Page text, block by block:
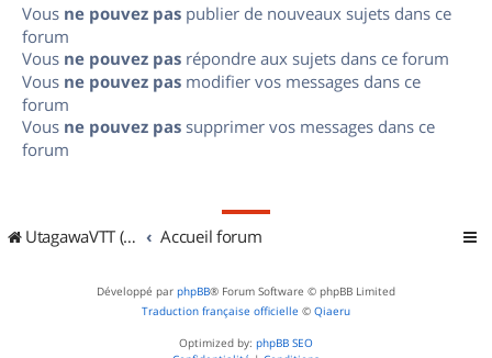
Vous ne pouvez pas publier de nouveaux sujets dans ce
forum
Vous ne pouvez pas répondre aux sujets dans ce forum
Vous ne pouvez pas modifier vos messages dans ce
forum
Vous ne pouvez pas supprimer vos messages dans ce
forum
UtagawaVTT (Randos VTT et VTTAE avec traces GPS) Accueil forum
Développé par phpBB® Forum Software © phpBB Limited
Traduction française officielle © Qiaeru
Optimized by: phpBB SEO